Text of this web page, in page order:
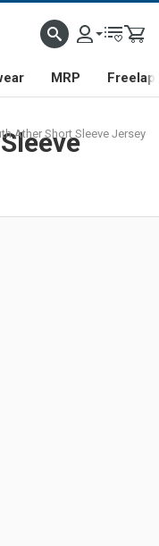
MRP Freelap
Ather Short Sleeve Jersey